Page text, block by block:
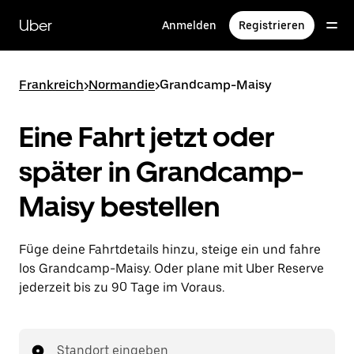
zum
Hauptinhalt
Uber Anmelden Registrieren
Frankreich>Normandie>Grandcamp-Maisy
Eine Fahrt jetzt oder
später in Grandcamp-
Maisy bestellen
Füge deine Fahrtdetails hinzu, steige ein und fahre
los Grandcamp-Maisy. Oder plane mit Uber Reserve
jederzeit bis zu 90 Tage im Voraus.
Standort eingeben